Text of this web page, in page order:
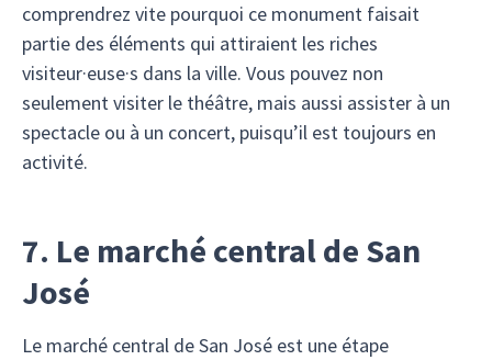
comprendrez vite pourquoi ce monument faisait
partie des éléments qui attiraient les riches
visiteur·euse·s dans la ville. Vous pouvez non
seulement visiter le théâtre, mais aussi assister à un
spectacle ou à un concert, puisqu’il est toujours en
activité.
7. Le marché central de San
José
Le marché central de San José est une étape